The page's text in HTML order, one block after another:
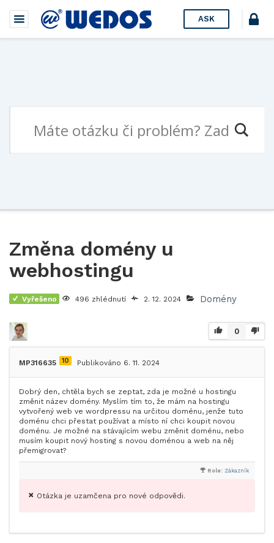
ASK
Změna domény u
webhostingu
Vyřešeno 496 zhlédnutí 2. 12. 2024 Domény
0
MP316635 10 Publikováno 6. 11. 2024
Dobrý den, chtěla bych se zeptat, zda je možné u hostingu
změnit název domény. Myslím tím to, že mám na hostingu
vytvořený web ve wordpressu na určitou doménu, jenže tuto
doménu chci přestat používat a místo ní chci koupit novou
doménu. Je možné na stávajícím webu změnit doménu, nebo
musím koupit nový hosting s novou doménou a web na něj
přemigrovat?
Role: Zákazník
Otázka je uzamčena pro nové odpovědi.